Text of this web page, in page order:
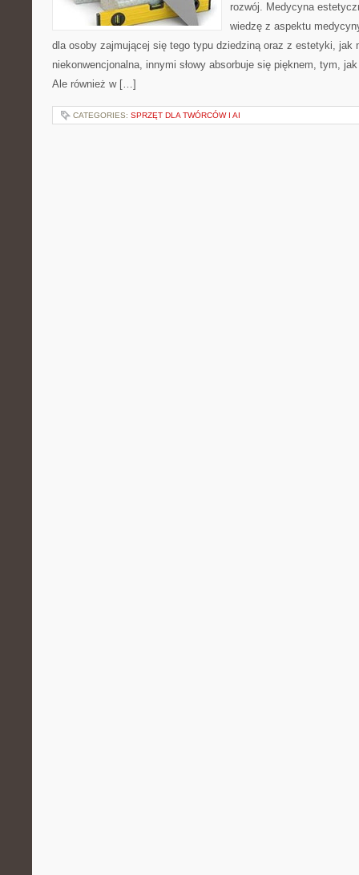
rozwój. Medycyna
wiedzę z aspektu
dla osoby zajmującej się tego typu dziedziną oraz z estetyki, jak
niekonwencjonalna, innymi słowy absorbuje się pięknem, tym,
Ale również w […]
CATEGORIES: SPRZĘT DLA TWÓRCÓW I AI